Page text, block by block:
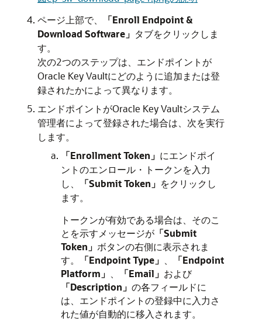
ページ上部で、
「Enroll Endpoint &
Download Software」 タブをクリックしま
す。
次の2つのステップは、エンドポイントが
Oracle Key Vaultにどのように追加または登
録されたかによって異なります。
エンドポイントがOracle Key Vaultシステム
管理者によって登録された場合は、次を実行
します。
「Enrollment Token」 にエンドポイ
ントのエンロール・トークンを入力
し、
「Submit Token」 をクリックし
ます。
トークンが有効である場合は、そのこ
とを示すメッセージが 「Submit
Token」 ボタンの右側に表示されま
す。
「Endpoint Type」
「Endpoint
Platform」
「Email」 および
「Description」 の各フィールドに
は、エンドポイントの登録中に入力さ
れた値が自動的に移入されます。